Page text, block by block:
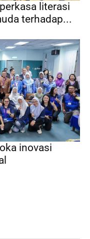
literasi
terhadap...
inovasi